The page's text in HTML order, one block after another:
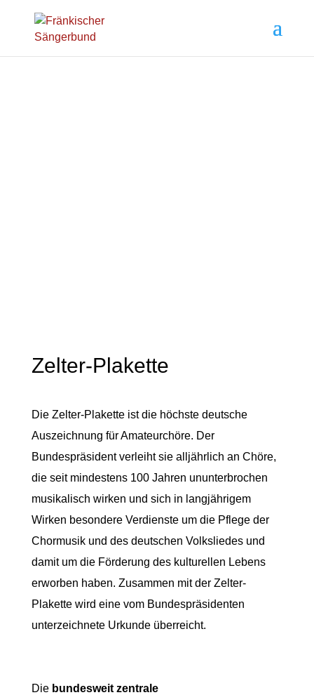
Zelter-Plakette
Die Zelter-Plakette ist die höchste deutsche
Auszeichnung für Amateurchöre. Der
Bundespräsident verleiht sie alljährlich an Chöre,
die seit mindestens 100 Jahren ununterbrochen
musikalisch wirken und sich in langjährigem
Wirken besondere Verdienste um die Pflege der
Chormusik und des deutschen Volksliedes und
damit um die Förderung des kulturellen Lebens
erworben haben. Zusammen mit der Zelter-
Plakette wird eine vom Bundespräsidenten
unterzeichnete Urkunde überreicht.
Die bundesweit zentrale